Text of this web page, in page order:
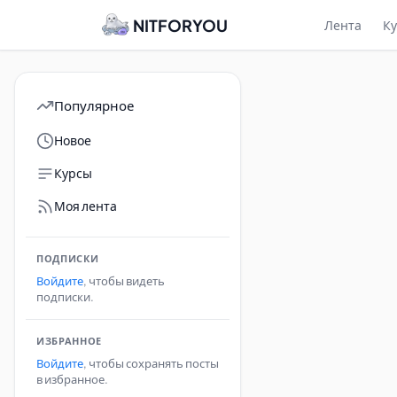
NITFORYOU Лента
Популярное
Новое
Курсы
Моя лента
ПОДПИСКИ
Войдите, чтобы видеть
подписки.
ИЗБРАННОЕ
Войдите, чтобы сохранять посты
в избранное.